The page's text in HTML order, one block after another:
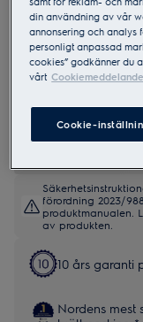
EFI742BX4B
700
förordning 2023/
produktmanualen.
av produkten.
10 års garanti
Nordens mest
din användning av vår
annonsering och analys
personligt anpassad
cookies” godkänner du
vårt Cookiemeddelande
Cookie-